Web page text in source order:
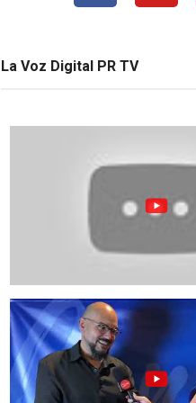
La Voz Digital PR TV